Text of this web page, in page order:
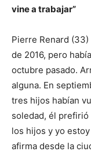
vine a trabajar”
Pierre Renard
de 2016, pero
octubre pasado.
alguna. En
tres hijos habían
soledad, él prefirió
los hijos y yo
afirma desde la